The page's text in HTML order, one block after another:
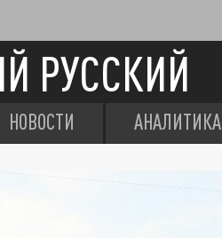
РУССКИЙ
НОВОСТИ АНАЛИТИКА